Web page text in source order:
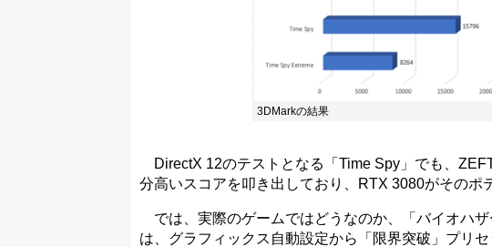
3DMarkの結果
DirectX 12のテストとなる「Time Spy」でも、
分高いスコアを叩き出しており、RTX 3080がそのポ
では、実際のゲームではどうなのか、「バイオハ
は、グラフィックス自動設定から「限界突破」プリ